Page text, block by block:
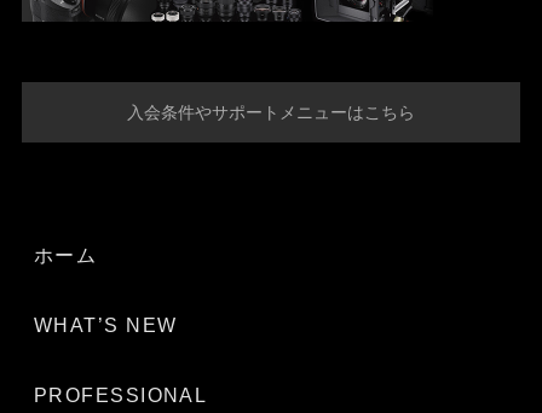
入会条件やサポートメニューはこちら
ホーム
WHAT’S NEW
PROFESSIONAL